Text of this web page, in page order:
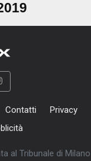
Contatti
Privacy
al Tribunale di Milano